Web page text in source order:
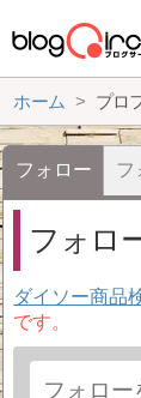
ホーム プロ
フォロー フ
フォロ
ダイソー商品
です。